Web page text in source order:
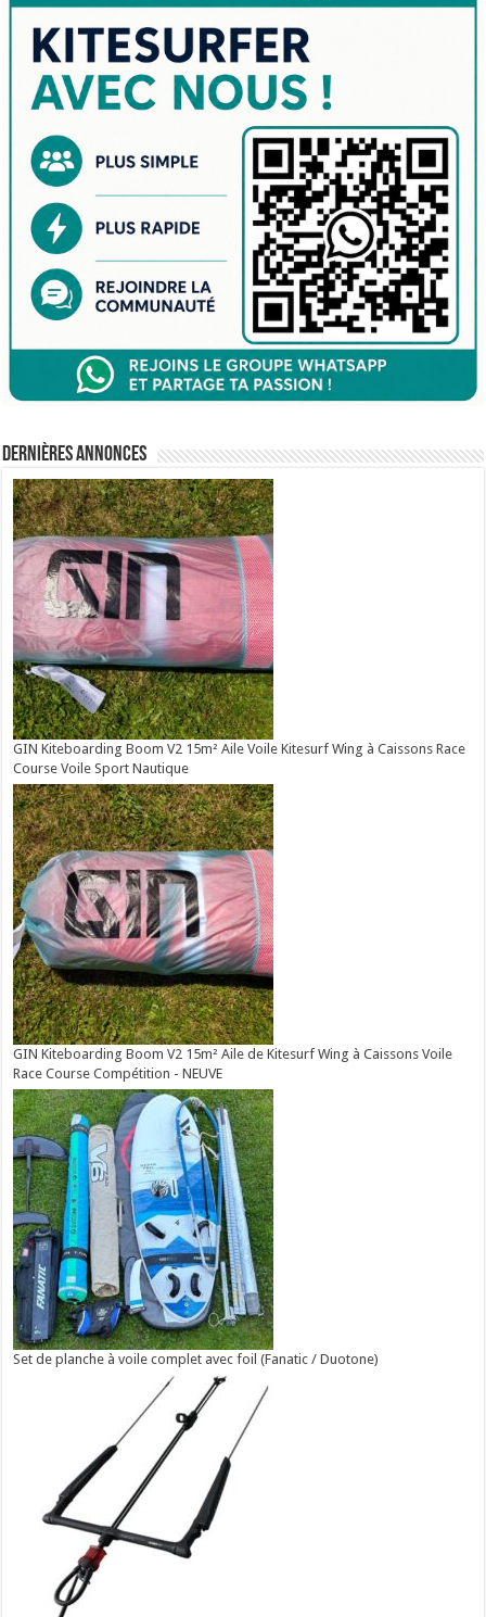
Dernières annonces
GIN Kiteboarding Boom V2 15m² Aile Voile Kitesurf Wing à Caissons Race
Course Voile Sport Nautique
GIN Kiteboarding Boom V2 15m² Aile de Kitesurf Wing à Caissons Voile
Race Course Compétition - NEUVE
Set de planche à voile complet avec foil (Fanatic / Duotone)